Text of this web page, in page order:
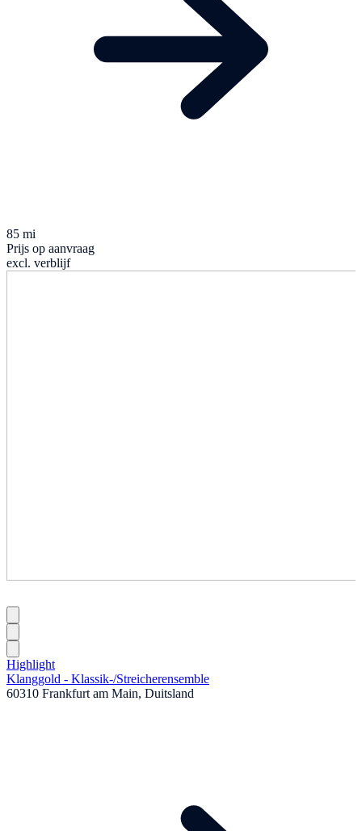
85 mi
Prijs op aanvraag
excl. verblijf
Highlight
Klanggold - Klassik-/Streicherensemble
60310 Frankfurt am Main, Duitsland